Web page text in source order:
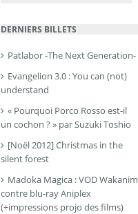
DERNIERS BILLETS
Patlabor -The Next Generation-
Evangelion 3.0 : You can (not)
understand
« Pourquoi Porco Rosso est-il
un cochon ? » par Suzuki Toshio
[Noël 2012] Christmas in the
silent forest
Madoka Magica : VOD Wakanim
contre blu-ray Aniplex
(+impressions projo des films)